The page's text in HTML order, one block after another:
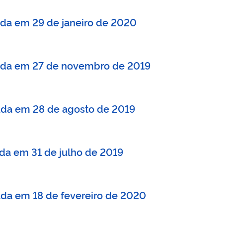
em 29 de janeiro de 2020
em 27 de novembro de 2019
em 28 de agosto de 2019
em 31 de julho de 2019
em 18 de fevereiro de 2020